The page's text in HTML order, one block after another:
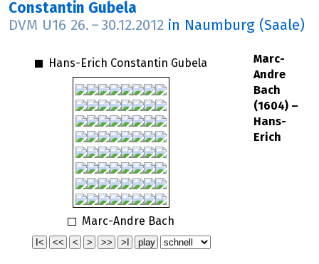
Constantin Gubela
DVM U16 26. – 30.12.2012 in Naumburg (Saale)
Hans-Erich Constantin Gubela
Marc-Andre Bach
Marc-
Andre
Bach
(1604) –
Hans-
Erich